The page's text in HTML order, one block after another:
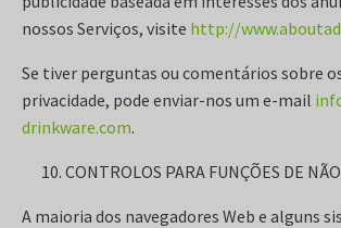
nossos Serviços, visite http://
Se tiver perguntas ou comentários sobre
privacidade, pode enviar-nos um e-mail
drinkware.com.
CONTROLOS PARA FUNÇÕES DE
A maioria dos navegadores Web e alguns